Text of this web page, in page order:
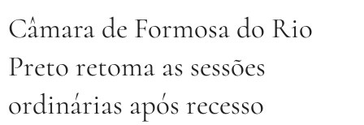
Câmara de Formosa do Rio
Preto retoma as sessões
ordinárias após recesso